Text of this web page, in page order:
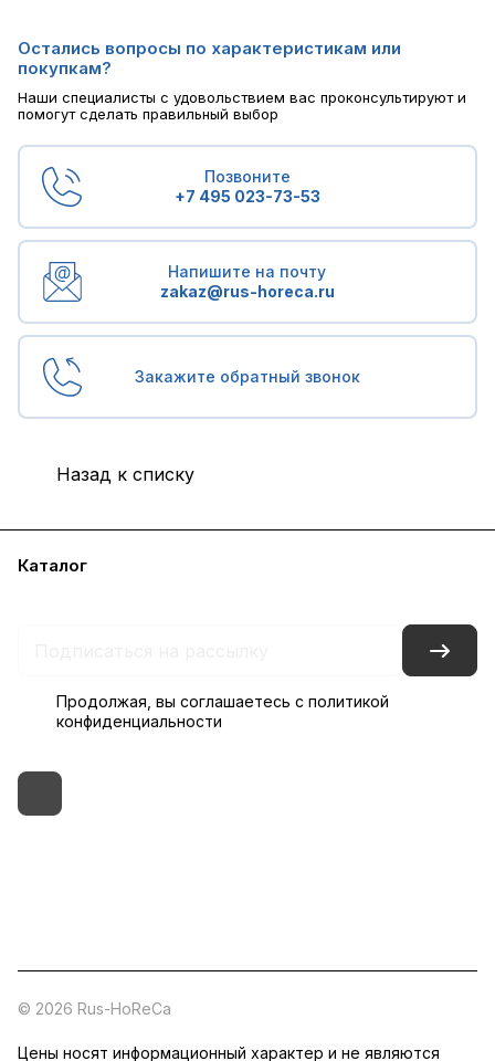
Остались вопросы по характеристикам или
покупкам?
Наши специалисты с удовольствием вас проконсультируют и
помогут сделать правильный выбор
Позвоните
+7 495 023-73-53
Напишите на почту
zakaz@rus-horeca.ru
Закажите обратный звонок
Назад к списку
Каталог
Продолжая, вы соглашаетесь с политикой
конфиденциальности
© 2026 Rus-HoReCa
Цены носят информационный характер и не являются